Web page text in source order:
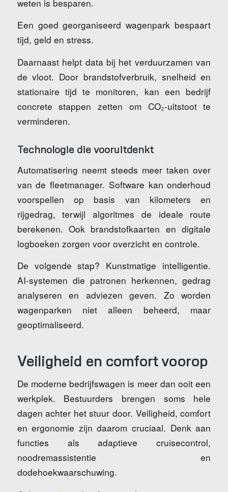
weten is besparen.
Een goed georganiseerd wagenpark bespaart
tijd, geld en stress.
Daarnaast helpt data bij het verduurzamen van
de vloot. Door brandstofverbruik, snelheid en
stationaire tijd te monitoren, kan een bedrijf
concrete stappen zetten om CO₂-uitstoot te
verminderen.
Technologie die vooruitdenkt
Automatisering neemt steeds meer taken over
van de fleetmanager. Software kan onderhoud
voorspellen op basis van kilometers en
rijgedrag, terwijl algoritmes de ideale route
berekenen. Ook brandstofkaarten en digitale
logboeken zorgen voor overzicht en controle.
De volgende stap? Kunstmatige intelligentie.
AI-systemen die patronen herkennen, gedrag
analyseren en adviezen geven. Zo worden
wagenparken niet alleen beheerd, maar
geoptimaliseerd.
Veiligheid en comfort voorop
De moderne bedrijfswagen is meer dan ooit een
werkplek. Bestuurders brengen soms hele
dagen achter het stuur door. Veiligheid, comfort
en ergonomie zijn daarom cruciaal. Denk aan
functies als adaptieve cruisecontrol,
noodremassistentie en
dodehoekwaarschuwing.